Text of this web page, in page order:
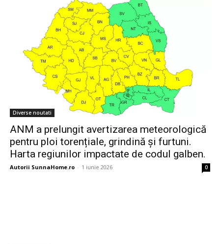
Diverse noutati
ANM a prelungit avertizarea meteorologică
pentru ploi torențiale, grindină și furtuni.
Harta regiunilor impactate de codul galben.
Autorii SunnaHome.ro - 1 iunie 2026 0